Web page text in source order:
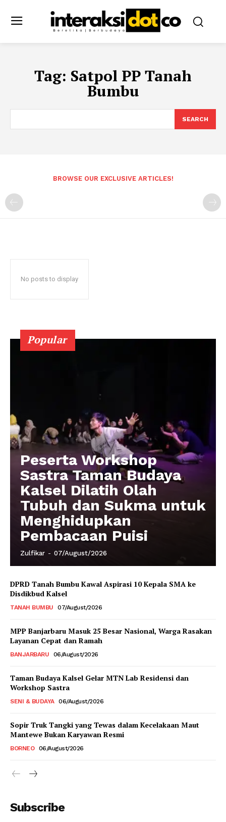
Tag: Satpol PP Tanah
Bumbu
SEARCH
BROWSE OUR EXCLUSIVE ARTICLES!
No posts to display
Popular
Peserta Workshop
Sastra Taman Budaya
Kalsel Dilatih Olah
Tubuh dan Sukma untuk
Menghidupkan
Pembacaan Puisi
Zulfikar - 07/August/2026
DPRD Tanah Bumbu Kawal Aspirasi 10 Kepala SMA ke
Disdikbud Kalsel
TANAH BUMBU 07/August/2026
MPP Banjarbaru Masuk 25 Besar Nasional, Warga Rasakan
Layanan Cepat dan Ramah
BANJARBARU 06/August/2026
Taman Budaya Kalsel Gelar MTN Lab Residensi dan
Workshop Sastra
SENI & BUDAYA 06/August/2026
Sopir Truk Tangki yang Tewas dalam Kecelakaan Maut
Mantewe Bukan Karyawan Resmi
BORNEO 06/August/2026
Subscribe